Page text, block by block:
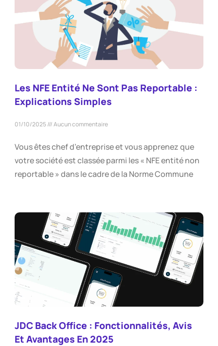
Les NFE Entité Ne Sont Pas Reportable :
Explications Simples
01/10/2025 Aucun commentaire
Vous êtes chef d’entreprise et vous apprenez que
votre société est classée parmi les « NFE entité non
reportable » dans le cadre de la Norme Commune
JDC Back Office : Fonctionnalités, Avis
Et Avantages En 2025